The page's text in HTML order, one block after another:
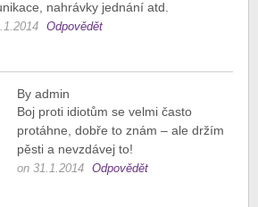
nahrávky jednání atd.
Odpovědět
By admin
Boj proti idiotům se velmi často
protáhne, dobře to znám – ale držím
pěsti a nevzdávej to!
on 31.1.2014 Odpovědět